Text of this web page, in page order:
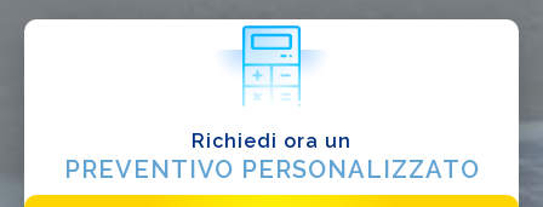
Richiedi ora un
PREVENTIVO PERSONALIZZATO
Distributore
Altro